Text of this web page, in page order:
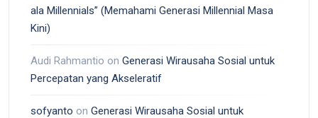
ala Millennials” (Memahami Generasi Millennial Masa
Kini)
Audi Rahmantio on Generasi Wirausaha Sosial untuk
Percepatan yang Akseleratif
sofyanto on Generasi Wirausaha Sosial untuk